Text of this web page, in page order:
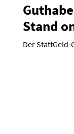
Stand
Der